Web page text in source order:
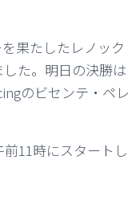
果たしたレノック
た。明日の決勝は
のビセンテ・ペレ
11時にスタートし